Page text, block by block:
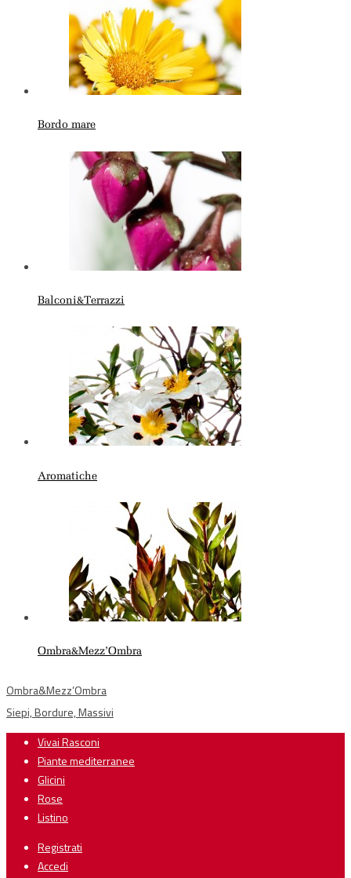
Bordo mare
Balconi&Terrazzi
Aromatiche
Ombra&Mezz’Ombra
Ombra&Mezz’Ombra
Siepi, Bordure, Massivi
Vivai Rasconi
Piante mediterranee
Glicini
Rose
Listino
Registrati
Accedi